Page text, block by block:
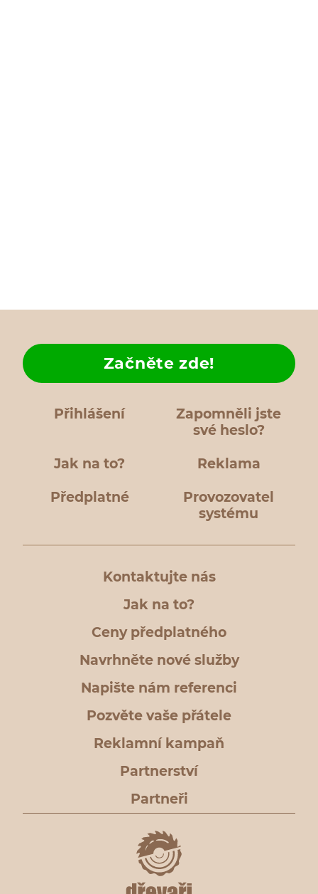
Přihlášení
Zapomněli jste
své heslo?
Jak na to?
Začněte zde!
Reklama
Předplatné
Provozovatel
systému
Kontaktujte nás
Jak na to?
Ceny předplatného
Navrhněte nové služby
Napište nám referenci
Pozvěte vaše přátele
Reklamní kampaň
Partnerství
Partneři